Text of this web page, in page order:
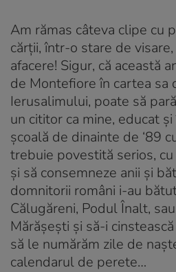
Am rămas câteva clipe cu
cărții, într-o stare de
afacere! Sigur, că această
de Montefiore în cartea sa
Ierusalimului, poate să
un cititor ca mine, educat
școală de dinainte de ‘89
trebuie povestită serios,
și să consemneze anii și
domnitorii români i-au
Călugăreni, Podul Înalt,
Mărășești și să-i
să le numărăm zile de
calendarul de perete…